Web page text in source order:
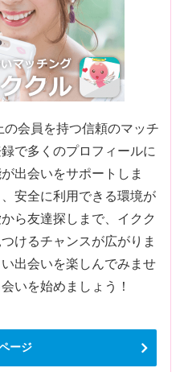
会員を持つ信頼のマッチ
で多くのプロフィールに
出会いをサポートしま
安全に利用できる環境が
ら友達探しまで、イクク
けるチャンスが広がりま
出会いを楽しんでみませ
いを始めましょう！
ージ